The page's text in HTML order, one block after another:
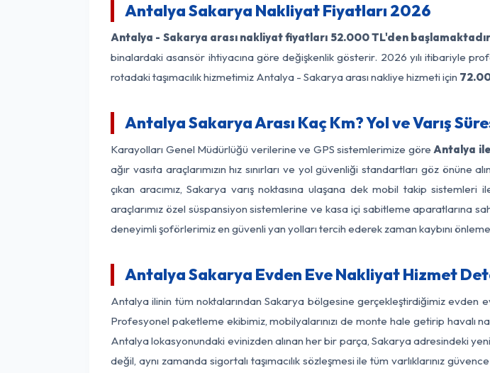
Antalya Sakarya Nakliyat Fiyatları 2026
Antalya - Sakarya arası nakliyat fiyatları 52.000 TL'den
binalardaki asansör ihtiyacına göre değişkenlik gösterir. 2026 yılı itibariyle
rotadaki taşımacılık hizmetimiz Antalya - Sakarya arası nakliye hizmeti için
Antalya Sakarya Arası Kaç Km? Yol ve Varış
Karayolları Genel Müdürlüğü verilerine ve GPS sistemlerimize göreAntalya
ağır vasıta araçlarımızın hız sınırları ve yol güvenliği standartları göz
çıkan aracımız, Sakarya varış noktasına ulaşana dek mobil takip sistemleri
araçlarımız özel süspansiyon sistemlerine ve kasa içi sabitleme aparatlarına
deneyimli şoförlerimiz en güvenli yan yolları tercih ederek zaman kaybını
Antalya Sakarya Evden Eve Nakliyat Hizmet
Antalya ilinin tüm noktalarından Sakarya bölgesine gerçekleştirdiğimiz
Profesyonel paketleme ekibimiz, mobilyalarınızı de monte hale getirip havalı
Antalya lokasyonundaki evinizden alınan her bir parça, Sakarya adresindeki
değil, aynı zamanda sigortalı taşımacılık sözleşmesi ile tüm varlıklarınız